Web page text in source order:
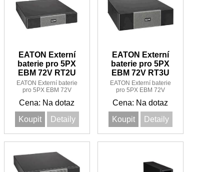
EATON Externí
baterie pro 5PX
EBM 72V RT2U
EATON Externí baterie
pro 5PX EBM 72V
Cena: Na dotaz
Koupit
Detaily
EATON Externí
baterie pro 5PX
EBM 72V RT3U
EATON Externí baterie
pro 5PX EBM 72V
Cena: Na dotaz
Koupit
Detaily